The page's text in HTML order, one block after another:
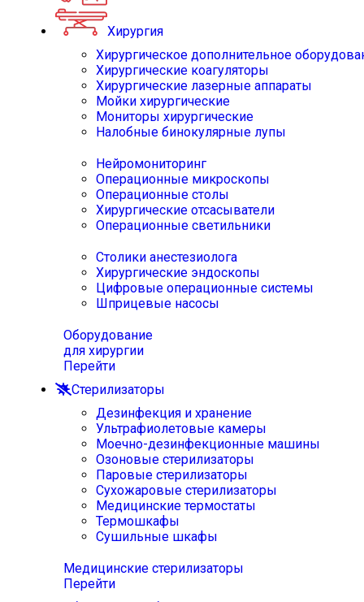
Хирургия
Хирургическое дополнительное
Хирургические коагуляторы
Хирургические лазерные аппараты
Мойки хирургические
Мониторы хирургические
Налобные бинокулярные лупы
Нейромониторинг
Операционные микроскопы
Операционные столы
Хирургические отсасыватели
Операционные светильники
Столики анестезиолога
Хирургические эндоскопы
Цифровые операционные системы
Шприцевые насосы
Оборудование
для хирургии
Перейти
Стерилизаторы
Дезинфекция и хранение
Ультрафиолетовые камеры
Моечно-дезинфекционные машины
Озоновые стерилизаторы
Паровые стерилизаторы
Сухожаровые стерилизаторы
Медицинские термостаты
Термошкафы
Сушильные шкафы
Медицинские стерилизаторы
Перейти